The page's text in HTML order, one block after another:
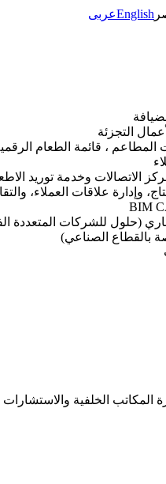
Englishعربى
، قائمة الطعام
الاتصالات وخدمة توريد
وإدارة علاقات العملاء،
(حلول للشركات المتعددة
الصناعي)
المكاتب الخلفية والاستشارات